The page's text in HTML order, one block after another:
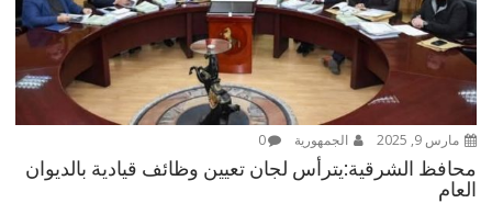
مارس 9, 2025 الجمهورية 0
محافظ الشرقية:يترأس لجان تعيين وظائف قيادية بالديوان
العام